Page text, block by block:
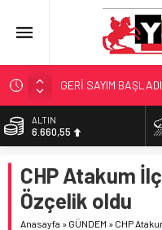
GERİ SAYIM BAŞLADI
SAMSUNSPOR’DA
‘BAFRA’YA YATIRIM
YÖNETİCİ
ALTIN
6.660,55
13.779,39
DOLAR
47,7111
CHP Atakum
Özçelik oldu
Anasayfa » GÜNDEM » CHP